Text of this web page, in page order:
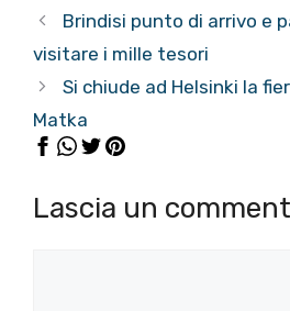
Brindisi punto di arrivo e
visitare i mille tesori
Si chiude ad Helsinki la
Matka
Lascia un